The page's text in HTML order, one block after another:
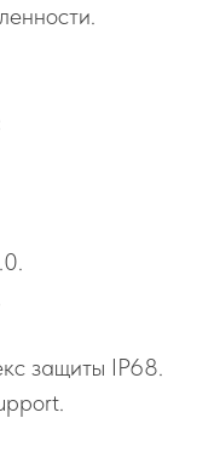
защиты IP68.